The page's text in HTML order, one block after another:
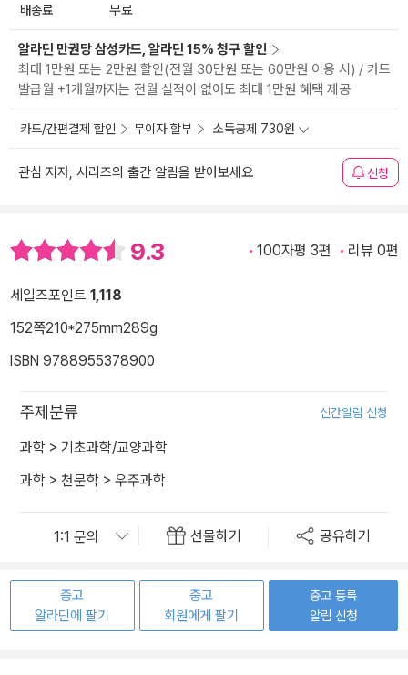
배송료 무료
알라딘 만권당 삼성카드, 알라딘 15% 청구 할인
최대 1만원 또는 2만원 할인(전월 30만원 또는 60만원 이용 시) / 카드
발급월 +1개월까지는 전월 실적이 없어도 최대 1만원 혜택 제공
카드/간편결제 할인 무이자 할부 소득공제 730원
관심 저자, 시리즈의 출간 알림을 받아보세요 신청
9.3 100자평 3편 리뷰 0편
세일즈포인트 1,118
152쪽210*275mm289g
ISBN 9788955378900
주제분류 신간알림 신청
과학 > 기초과학/교양과학
과학 > 천문학 > 우주과학
선물하기 공유하기
중고
알라딘에 팔기
중고
회원에게 팔기
중고 등록
알림 신청